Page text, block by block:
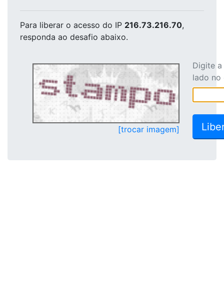
Para liberar o acesso do IP 216.73.216.70,
responda ao desafio abaixo.
[trocar imagem]
Digite
lado no